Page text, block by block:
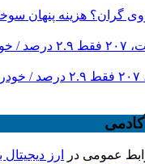
گران؟ هزینه پنهان
دلار ۴ درصد ریخت، ۲۰۷
عمومی در
ارز